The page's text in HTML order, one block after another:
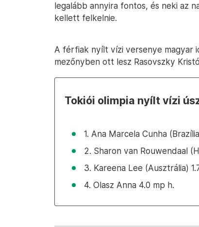
legalább annyira fontos, és neki az
kellett felkelnie.
A férfiak nyílt vízi versenye magyar
mezőnyben ott lesz Rasovszky
Tokiói olimpia nyílt vízi
1. Ana Marcela Cunha
2. Sharon van Rouwendaal
3. Kareena Lee (Ausztrália)
4. Olasz Anna 4.0 mp h.